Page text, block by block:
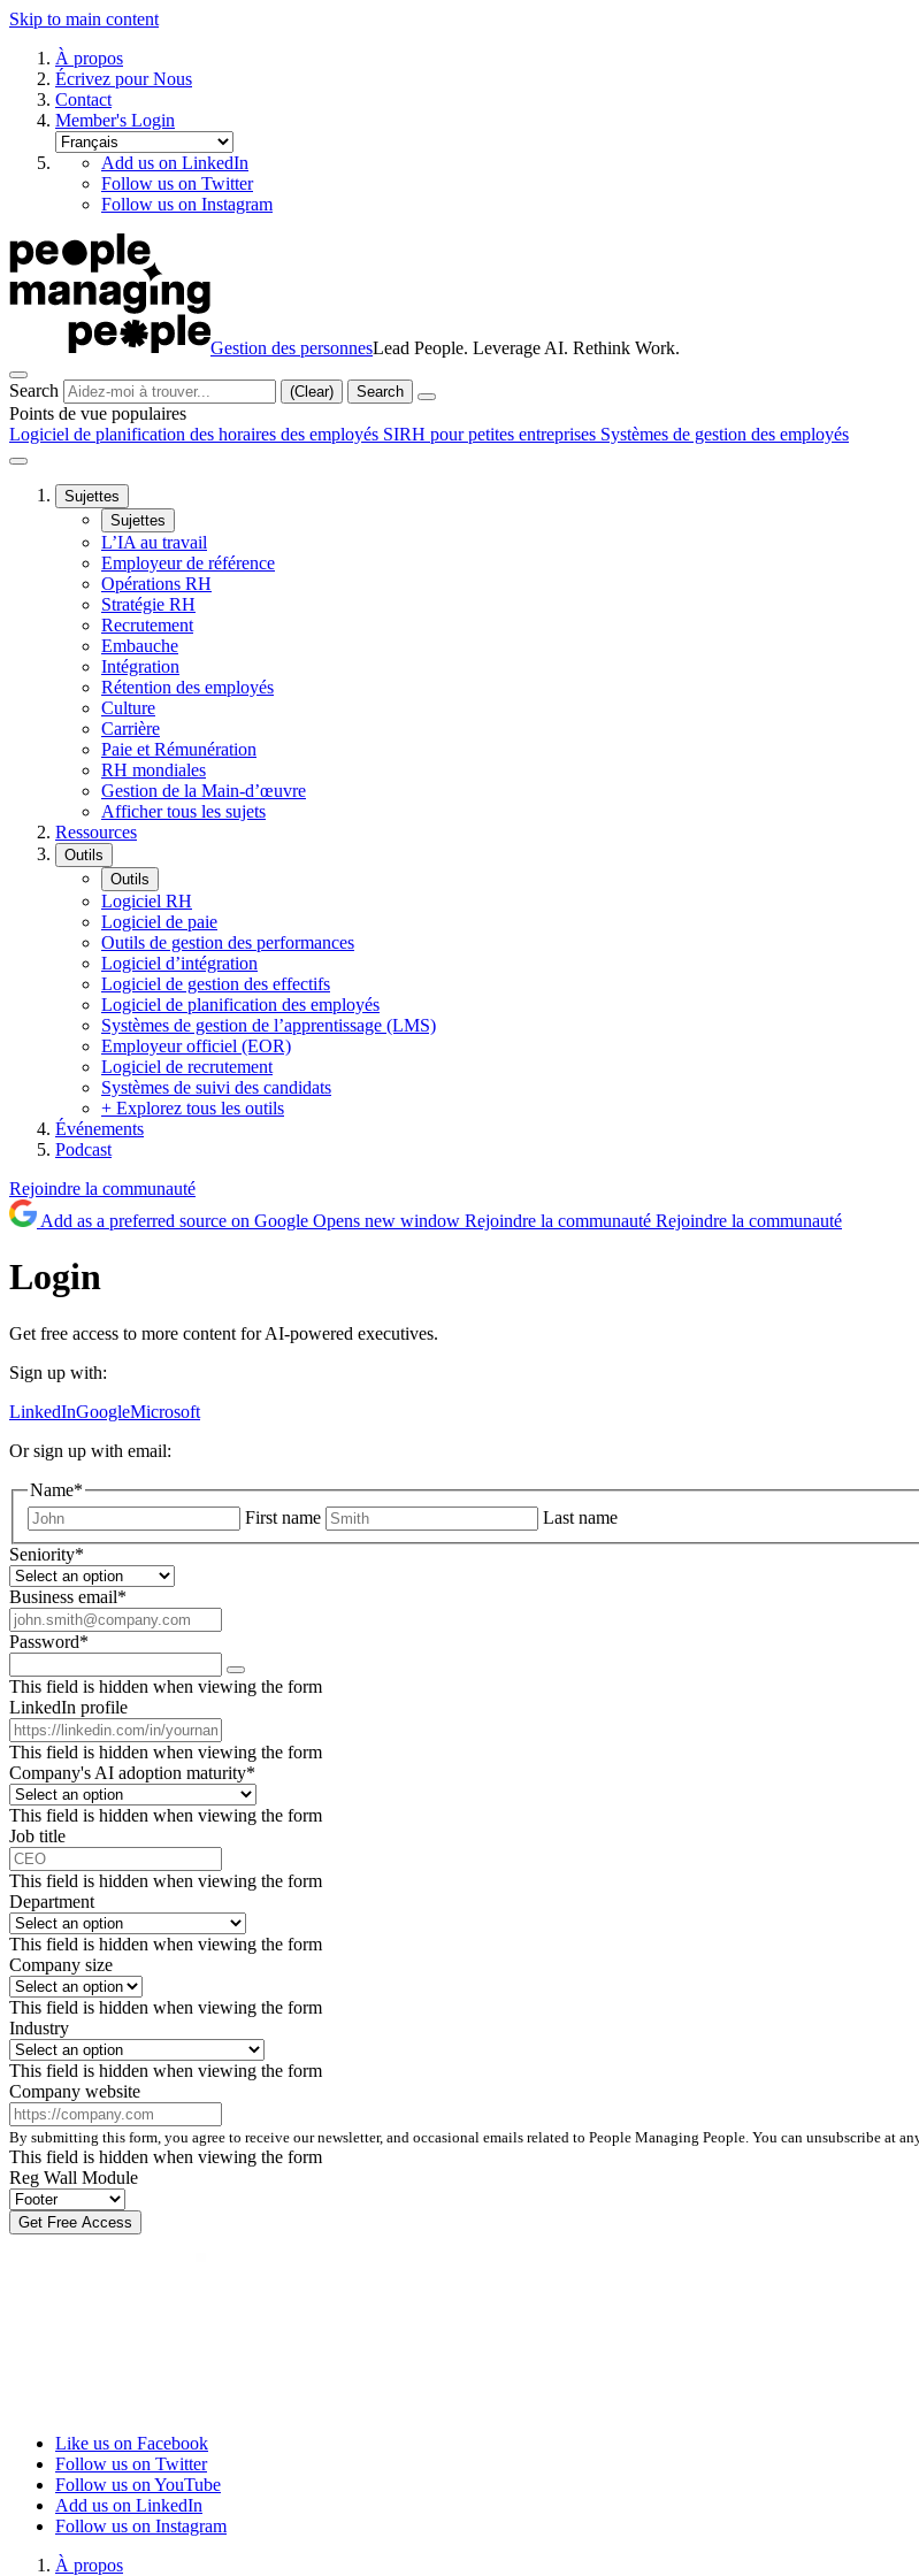
Skip to main content
À propos
Écrivez pour Nous
Contact
Member's Login
Add us on LinkedIn
Follow us on Twitter
Follow us on Instagram
Gestion des personnesLead People. Leverage AI. Rethink Work.
Search (Clear) Search
Points de vue populaires
Logiciel de planification des horaires des employés SIRH pour petites entreprises Systèmes de gestion des employés
Sujettes
Sujettes
L’IA au travail
Employeur de référence
Opérations RH
Stratégie RH
Recrutement
Embauche
Intégration
Rétention des employés
Culture
Carrière
Paie et Rémunération
RH mondiales
Gestion de la Main-d’œuvre
Afficher tous les sujets
Ressources
Outils
Outils
Logiciel RH
Logiciel de paie
Outils de gestion des performances
Logiciel d’intégration
Logiciel de gestion des effectifs
Logiciel de planification des employés
Systèmes de gestion de l’apprentissage (LMS)
Employeur officiel (EOR)
Logiciel de recrutement
Systèmes de suivi des candidats
+ Explorez tous les outils
Événements
Podcast
Rejoindre la communauté
Add as a preferred source on Google Opens new window Rejoindre la communauté Rejoindre la communauté
Login
Get free access to more content for AI-powered executives.
Sign up with:
LinkedInGoogleMicrosoft
Or sign up with email:
Name*
First name
Last name
Seniority*
Business email*
Password*
This field is hidden when viewing the form
LinkedIn profile
This field is hidden when viewing the form
Company's AI adoption maturity*
This field is hidden when viewing the form
Job title
This field is hidden when viewing the form
Department
This field is hidden when viewing the form
Company size
This field is hidden when viewing the form
Industry
This field is hidden when viewing the form
Company website
By submitting this form, you agree to receive our newsletter, and occasional emails related to People Managing People. You can unsubscribe at
This field is hidden when viewing the form
Reg Wall Module
Like us on Facebook
Follow us on Twitter
Follow us on YouTube
Add us on LinkedIn
Follow us on Instagram
À propos